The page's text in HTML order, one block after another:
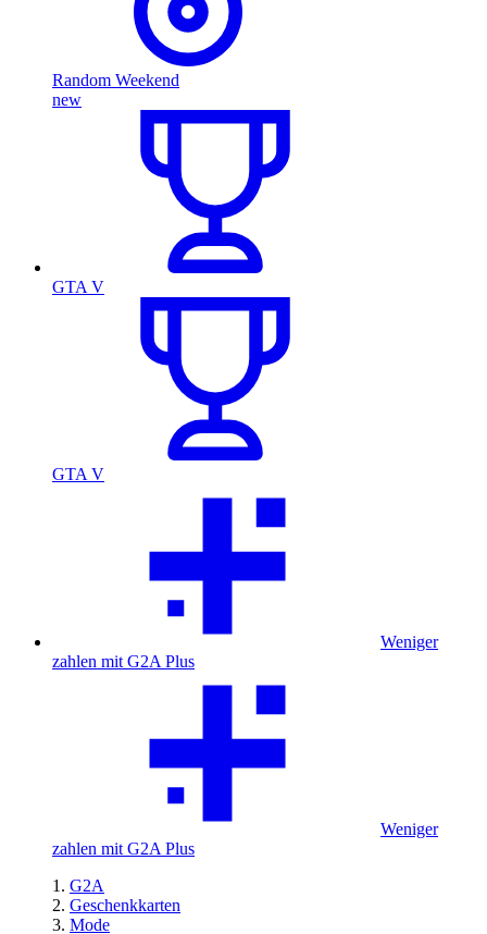
Random Weekend
new
GTA V
GTA V
Weniger
zahlen mit G2A Plus
Weniger
zahlen mit G2A Plus
G2A
Geschenkkarten
Mode